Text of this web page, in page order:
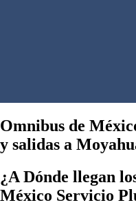
Omnibus de
y salidas a
¿A Dónde llegan
México Servicio